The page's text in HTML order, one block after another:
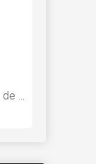
...